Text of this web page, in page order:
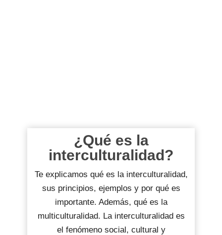
¿Qué es la
interculturalidad?
Te explicamos qué es la interculturalidad,
sus principios, ejemplos y por qué es
importante. Además, qué es la
multiculturalidad. La interculturalidad es
el fenómeno social, cultural y